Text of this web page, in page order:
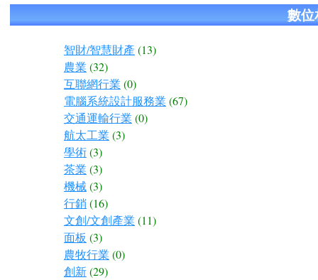
數
智財/智慧財產 (13)
農業 (32)
互聯網行業 (0)
電腦系統設計服務業 (67)
交通運輸行業 (0)
航太工業 (3)
學術(3)
茶業 (3)
機械(3)
行銷(16)
文創/文創產業 (11)
面板 (3)
農牧行業 (0)
創新(29)